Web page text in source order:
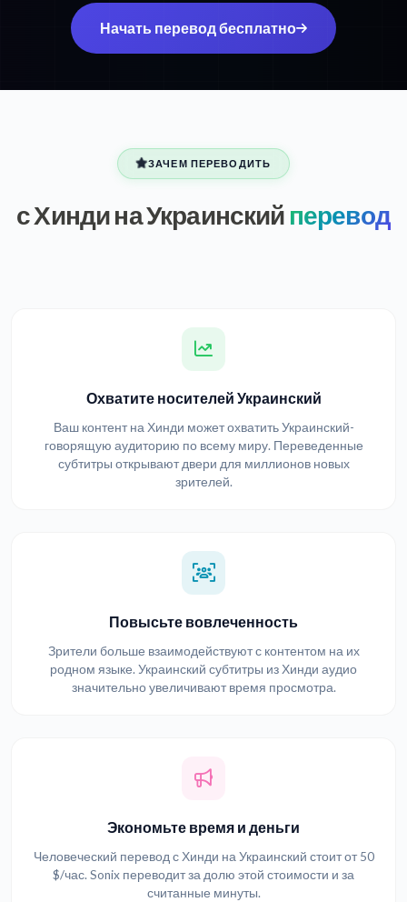
Начать перевод бесплатно
ЗАЧЕМ ПЕРЕВОДИТЬ
с Хинди на Украинский перевод
Охватите носителей Украинский
Ваш контент на Хинди может охватить Украинский-
говорящую аудиторию по всему миру. Переведенные
субтитры открывают двери для миллионов новых
зрителей.
Повысьте вовлеченность
Зрители больше взаимодействуют с контентом на их
родном языке. Украинский субтитры из Хинди аудио
значительно увеличивают время просмотра.
Экономьте время и деньги
Человеческий перевод с Хинди на Украинский стоит от 50
$/час. Sonix переводит за долю этой стоимости и за
считанные минуты.